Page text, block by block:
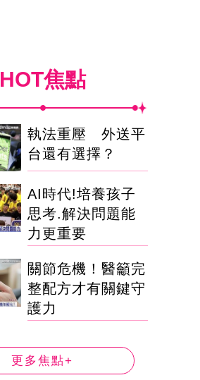
HOT焦點
執法重壓 外送平
台還有選擇？
AI時代!培養孩子
思考.解決問題能
力更重要
關節危機！醫籲完
整配方才有關鍵守
護力
更多焦點+